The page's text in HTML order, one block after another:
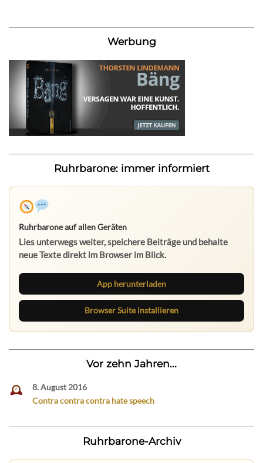
Werbung
Ruhrbarone: immer informiert
Ruhrbarone auf allen Geräten
Lies unterwegs weiter, speichere Beiträge und behalte
neue Texte direkt im Browser im Blick.
App herunterladen
Browser Suite installieren
Vor zehn Jahren...
8. August 2016
Contra contra contra hate speech
Ruhrbarone-Archiv